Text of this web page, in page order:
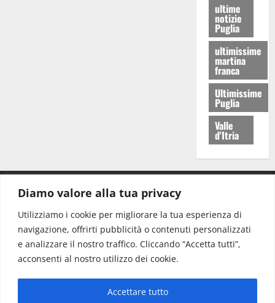
Diamo valore alla tua privacy
Utilizziamo i cookie per migliorare la tua esperienza di
navigazione, offrirti pubblicità o contenuti personalizzati
e analizzare il nostro traffico. Cliccando “Accetta tutti”,
acconsenti al nostro utilizzo dei cookie.
Accettare tutto
ultime
notizie
Puglia
ultimissime
martina
franca
Ultimissime
Puglia
Valle
d'Itria
Redazione: redazione@www.martinasera.it
Direttore:direttore@www.martinasera.it
Info & Commerciale:info@www.martinasera.it